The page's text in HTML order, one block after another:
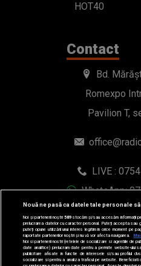
HOT40
Contact
Bd.
Romexpo
Pavilion T,
LIVE :
WhatsApp:
Nouă ne pasă ca datele tale personale
Noi și partenerii noștri589stocăm și/sau accesăm informații
prelucrarea datelor cu caracter personal. Puteți accepta sau
puteți opune utilizării unui interes legitim în orice moment pe
raportate partenerilor noștri și nu vă vor afecta navigarea.
Noi si partenerii nostri (retelele de socializare si agentiile de
date analitice) prelucram date pentru a permite website-ului
publicitare afisate in functie de interesele si/sau profilul
socializare si pentru a analiza traficul pe website. Beneficiati